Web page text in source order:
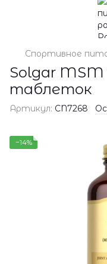
Спортивное
Solgar MSM
таблеток
Артикул: CN7268
−14%